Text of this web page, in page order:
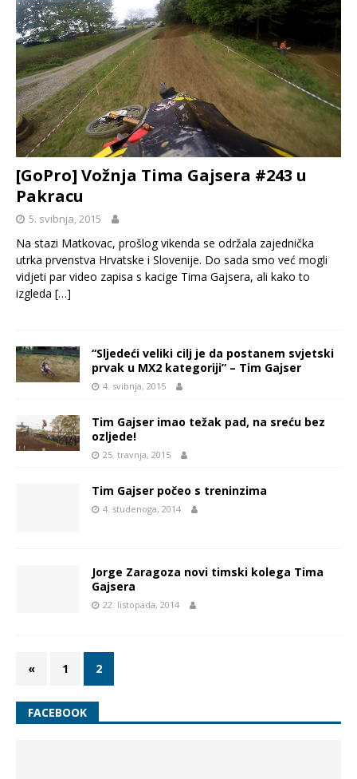
[GoPro] Vožnja Tima Gajsera #243 u
Pakracu
5. svibnja, 2015
Na stazi Matkovac, prošlog vikenda se održala zajednička
utrka prvenstva Hrvatske i Slovenije. Do sada smo već mogli
vidjeti par video zapisa s kacige Tima Gajsera, ali kako to
izgleda […]
“Sljedeći veliki cilj je da postanem svjetski
prvak u MX2 kategoriji” – Tim Gajser
4. svibnja, 2015
Tim Gajser imao težak pad, na sreću bez
ozljede!
25. travnja, 2015
Tim Gajser počeo s treninzima
4. studenoga, 2014
Jorge Zaragoza novi timski kolega Tima
Gajsera
22. listopada, 2014
« 1 2
FACEBOOK